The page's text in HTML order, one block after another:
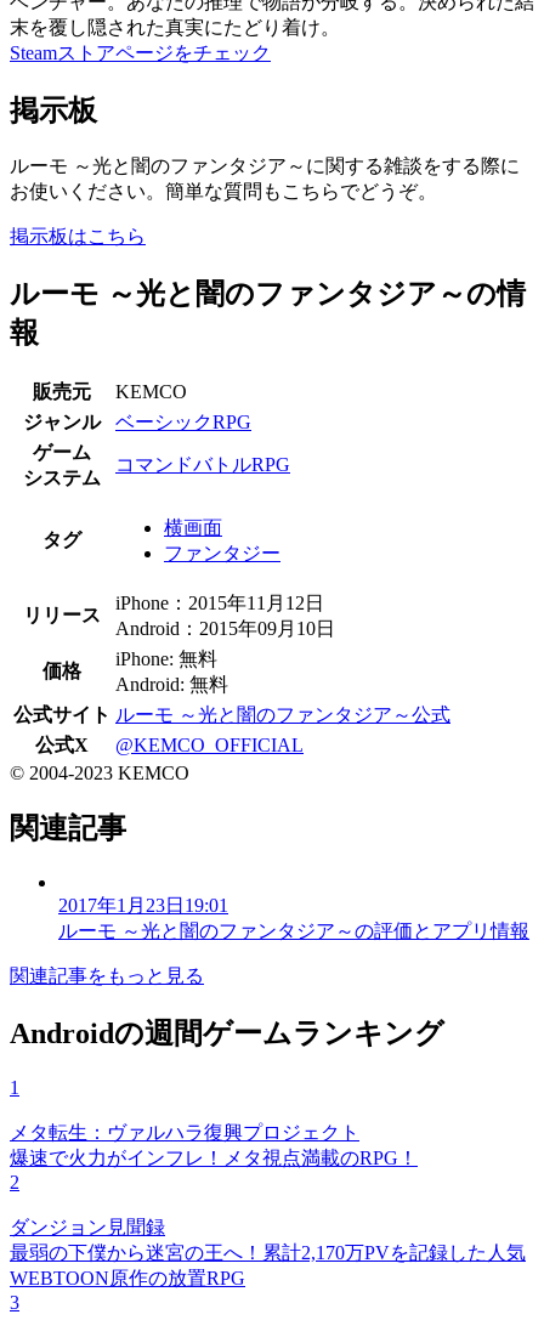
末を覆し隠された真実にたどり着け。
Steamストアページをチェック
掲示板
ルーモ ～光と闇のファンタジア～に関する雑談をする際に
お使いください。簡単な質問もこちらでどうぞ。
掲示板はこちら
ルーモ ～光と闇のファンタジア～の情
報
販売元
KEMCO
ジャンル
ベーシックRPG
ゲーム
システム
コマンドバトルRPG
タグ
横画面
ファンタジー
リリース
iPhone：2015年11月12日
Android：2015年09月10日
価格
iPhone: 無料
Android: 無料
公式サイト ルーモ ～光と闇のファンタジア～公式
公式X
@KEMCO_OFFICIAL
© 2004-2023 KEMCO
関連記事
2017年1月23日19:01
ルーモ ～光と闇のファンタジア～の評価とアプリ情報
関連記事をもっと見る
Androidの週間ゲームランキング
1
メタ転生：ヴァルハラ復興プロジェクト
爆速で火力がインフレ！メタ視点満載のRPG！
2
ダンジョン見聞録
最弱の下僕から迷宮の王へ！累計2,170万PVを記録した人気
WEBTOON原作の放置RPG
3